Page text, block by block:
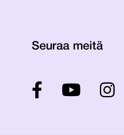
Seuraa meitä